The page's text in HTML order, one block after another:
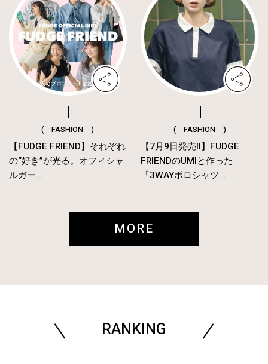
( FASHION )
【FUDGE FRIEND】それぞれ
の“好き”が光る。オフィシャ
ルガー...
( FASHION )
【7月9日発売‼︎】FUDGE
FRIENDのUMIと作った
「3WAYポロシャツ...
MORE
RANKING